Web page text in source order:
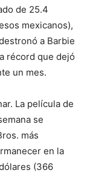
de 25.4
mexicanos),
a Barbie
récord que dejó
un mes.
La película de
se
más
en la
(366